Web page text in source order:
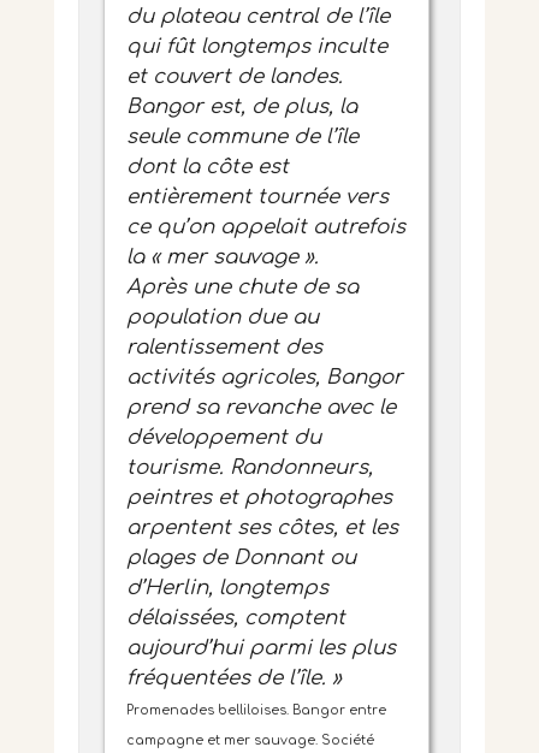
du plateau central de l’île
qui fût longtemps inculte
et couvert de landes.
Bangor est, de plus, la
seule commune de l’île
dont la côte est
entièrement tournée vers
ce qu’on appelait autrefois
la « mer sauvage ».
Après une chute de sa
population due au
ralentissement des
activités agricoles, Bangor
prend sa revanche avec le
développement du
tourisme. Randonneurs,
peintres et photographes
arpentent ses côtes, et les
plages de Donnant ou
d’Herlin, longtemps
délaissées, comptent
aujourd’hui parmi les plus
fréquentées de l’île. »
Promenades belliloises. Bangor entre
campagne et mer sauvage. Société